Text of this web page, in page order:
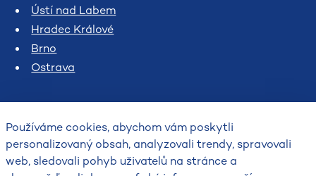
Ústí nad Labem
Hradec Králové
Brno
Ostrava
Používáme cookies, abychom vám poskytli
personalizovaný obsah, analyzovali trendy, spravovali
web, sledovali pohyb uživatelů na stránce a